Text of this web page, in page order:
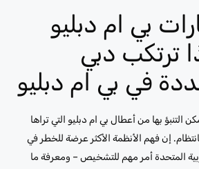
بي ام دبليو
ترتكب دبي
في بي ام دبليو
التنبؤ بها من أعطال بي ام دبليو التي تراها
إن فهم الأنظمة الأكثر عرضة للخطر في
المتحدة أمر مهم للتشخيص – ومعرفة ما